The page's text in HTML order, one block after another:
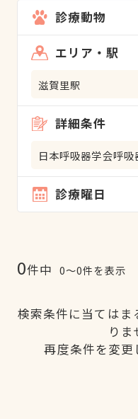
診療動物
エリア・駅
滋賀里駅
詳細条件
日本呼吸器学会呼吸
診療曜日
0件中 0〜0件を表示
検索条件に当てはま
りま
再度条件を変更